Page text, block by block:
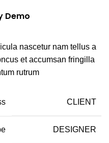
Demo
nascetur nam tellus a
et accumsan fringilla
rutrum.
CLIENT
DESIGNER